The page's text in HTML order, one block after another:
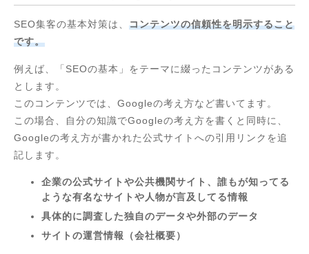
SEO集客の基本対策は、 コンテンツの信頼性を明示すること
です。
例えば、「SEOの基本」をテーマに綴ったコンテンツがある
とします。
このコンテンツでは、Googleの考え方など書いてます。
この場合、自分の知識でGoogleの考え方を書くと同時に、
Googleの考え方が書かれた公式サイトへの引用リンクを追
記します。
企業の公式サイトや公共機関サイト、誰もが知ってる
ような有名なサイトや人物が言及してる情報
具体的に調査した独自のデータや外部のデータ
サイトの運営情報（会社概要）